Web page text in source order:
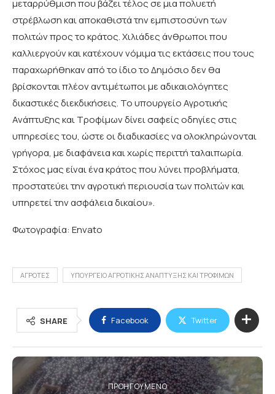
μεταρρύθμιση που βάζει τέλος σε μια πολυετή
στρέβλωση και αποκαθιστά την εμπιστοσύνη των
πολιτών προς το κράτος. Χιλιάδες άνθρωποι που
καλλιεργούν και κατέχουν νόμιμα τις εκτάσεις που τους
παραχωρήθηκαν από το ίδιο το Δημόσιο δεν θα
βρίσκονται πλέον αντιμέτωποι με αδικαιολόγητες
δικαστικές διεκδικήσεις. Το υπουργείο Αγροτικής
Ανάπτυξης και Τροφίμων δίνει σαφείς οδηγίες στις
υπηρεσίες του, ώστε οι διαδικασίες να ολοκληρώνονται
γρήγορα, με διαφάνεια και χωρίς περιττή ταλαιπωρία.
Στόχος μας είναι ένα κράτος που λύνει προβλήματα,
προστατεύει την αγροτική περιουσία των πολιτών και
υπηρετεί την ασφάλεια δικαίου».
Φωτογραφία: Envato
ΑΓΡΟΤΕΣ ΥΠΟΥΡΓΕΙΟ ΑΓΡΟΤΙΚΗΣ ΑΝΑΠΤΥΞΗΣ ΚΑΙ ΤΡΟΦΙΜΩΝ
SHARE Facebook Twitter
ΠΡΟΗΓΟΎΜΕΝΟ